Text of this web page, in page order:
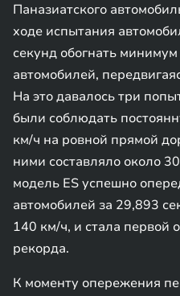
Паназиатского
ходе испытания
секунд обогнать
автомобилей,
На это давалось три
были соблюдать
км/ч на ровной прямой
ними составляло около
модель ES успешно
автомобилей за 29,893
140 км/ч, и стала первой
рекорда.
К моменту опережения